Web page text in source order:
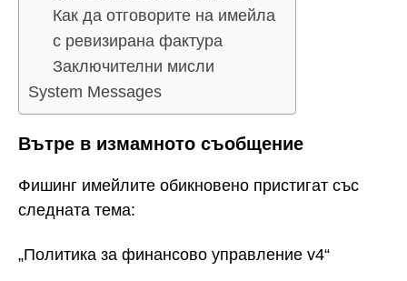
Как да отговорите на имейла
с ревизирана фактура
Заключителни мисли
System Messages
Вътре в измамното съобщение
Фишинг имейлите обикновено пристигат със
следната тема:
„Политика за финансово управление v4“